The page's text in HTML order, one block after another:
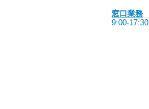
窓口業務
9:00-17:30